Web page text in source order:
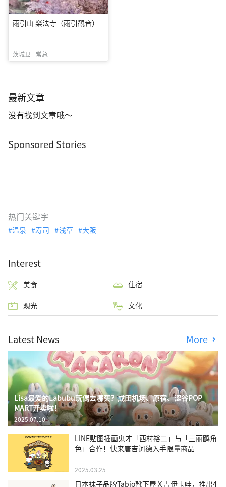
雨引山 楽法寺（雨引観音）
茨城县 常总
最新文章
没有找到文章哦～
Sponsored Stories
热门关键字
温泉 寿司 浅草 大阪
Interest
美食 住宿
观光 文化
Latest News More
Lisa最爱的Labubu玩偶去哪买？成田机场、原宿、涩谷POP
MART开卖啦！
2025.07.10
LINE贴图插画鬼才「西村裕二」与「三丽鸥角
色」合作！快来唐吉诃德入手限量商品
2025.03.25
日本袜子品牌Tabio靴下屋Ｘ吉伊卡哇，推出4